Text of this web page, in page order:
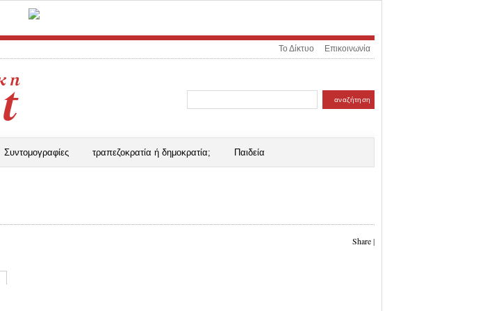
Το Δίκτυο Επικοινωνία
Συντομογραφίες τραπεζοκρατία ή δημοκρατία; Παιδεία
Share|